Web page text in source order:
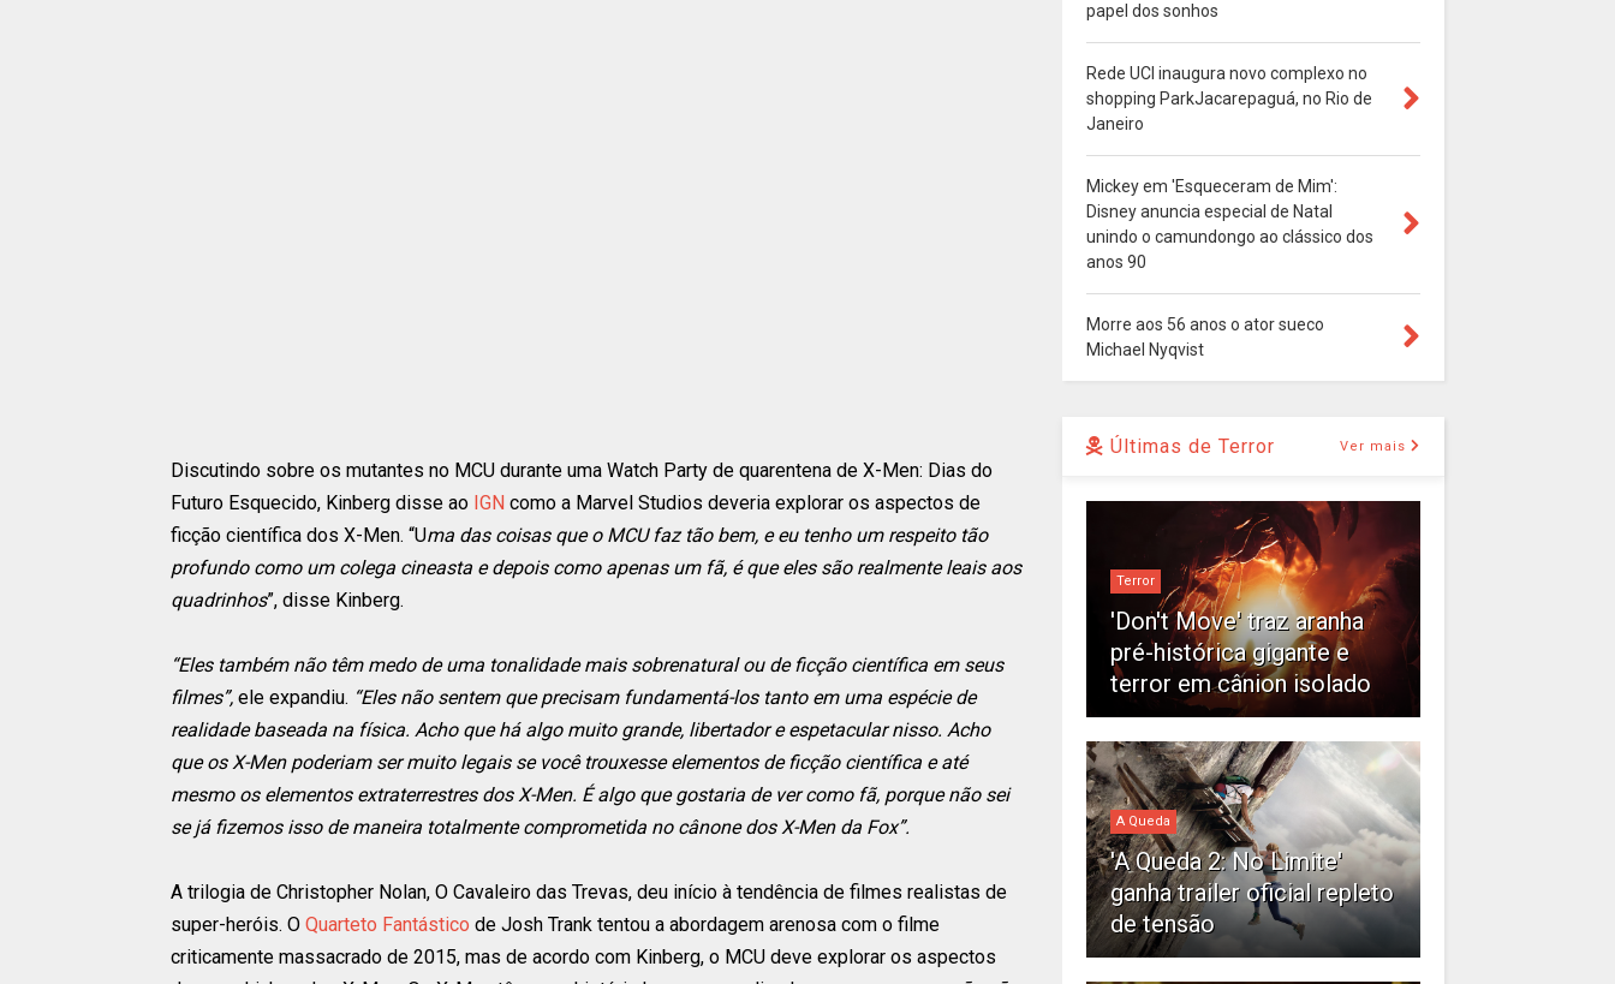
Discutindo sobre os mutantes no MCU durante uma Watch Party de quarentena de X-Men: Dias do
Futuro Esquecido, Kinberg disse ao IGN como a Marvel Studios deveria explorar os aspectos de
ficção científica dos X-Men. “Uma das coisas que o MCU faz tão bem, e eu tenho um respeito tão
profundo como um colega cineasta e depois como apenas um fã, é que eles são realmente leais aos
quadrinhos”, disse Kinberg.
“Eles também não têm medo de uma tonalidade mais sobrenatural ou de ficção científica em seus
filmes”, ele expandiu. “Eles não sentem que precisam fundamentá-los tanto em uma espécie de
realidade baseada na física. Acho que há algo muito grande, libertador e espetacular nisso. Acho
que os X-Men poderiam ser muito legais se você trouxesse elementos de ficção científica e até
mesmo os elementos extraterrestres dos X-Men. É algo que gostaria de ver como fã, porque não sei
se já fizemos isso de maneira totalmente comprometida no cânone dos X-Men da Fox”.
A trilogia de Christopher Nolan, O Cavaleiro das Trevas, deu início à tendência de filmes realistas de
super-heróis. O Quarteto Fantástico de Josh Trank tentou a abordagem arenosa com o filme
criticamente massacrado de 2015, mas de acordo com Kinberg, o MCU deve explorar os aspectos
papel dos sonhos
Rede UCI inaugura novo complexo no
shopping ParkJacarepaguá, no Rio de
Janeiro
Mickey em 'Esqueceram de Mim':
Disney anuncia especial de Natal
unindo o camundongo ao clássico dos
anos 90
Morre aos 56 anos o ator sueco
Michael Nyqvist
Últimas de Terror Ver mais
Terror
'Don't Move' traz aranha
pré-histórica gigante e
terror em cânion isolado
A Queda
'A Queda 2: No Limite'
ganha trailer oficial repleto
de tensão